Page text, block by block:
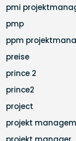
pmi
pmp
ppm
preise
prince 2
prince2
project
projekt